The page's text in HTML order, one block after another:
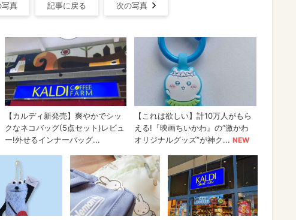
写真 記事に戻る 次の写真